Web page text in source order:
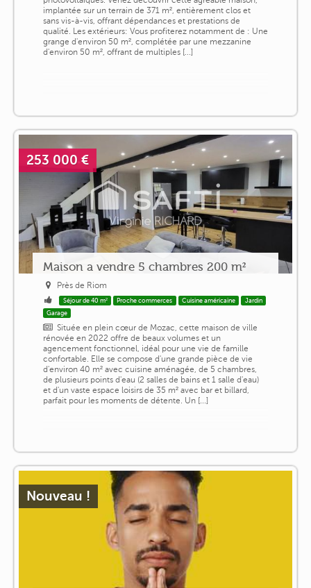
implantée sur un terrain de 371 m², entièrement clos et
sans vis-à-vis, offrant dépendances et prestations de
qualité. Les extérieurs: Vous profiterez notamment de : Une
grange d'environ 50 m², complétée par une mezzanine
d'environ 50 m², offrant de multiples [...]
253 000 €
Maison a vendre 5 chambres 200 m²
Près de Riom
Séjour de 40 m² Proche commerces Cuisine américaine
Jardin
Garage
Située en plein cœur de Mozac, cette maison de ville
rénovée en 2022 offre de beaux volumes et un
agencement fonctionnel, idéal pour une vie de famille
confortable. Elle se compose d'une grande pièce de vie
d'environ 40 m² avec cuisine aménagée, de 5 chambres,
de plusieurs points d'eau (2 salles de bains et 1 salle d'eau)
et d'un vaste espace loisirs de 35 m² avec bar et billard,
parfait pour les moments de détente. Un [...]
Nouveau !